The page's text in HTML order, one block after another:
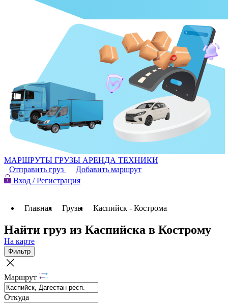
МАРШРУТЫ ГРУЗЫ АРЕНДА ТЕХНИКИ
Отправить груз
Добавить маршрут
Вход / Регистрация
Главная Грузы Каспийск - Кострома
Найти груз из Каспийска в Кострому
На карте
Фильтр
Маршрут
Откуда